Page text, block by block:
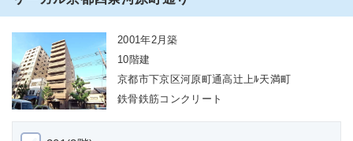
2001年2月築
10階建
京都市下京区河原町通高辻上ﾙ天満町
鉄骨鉄筋コンクリート